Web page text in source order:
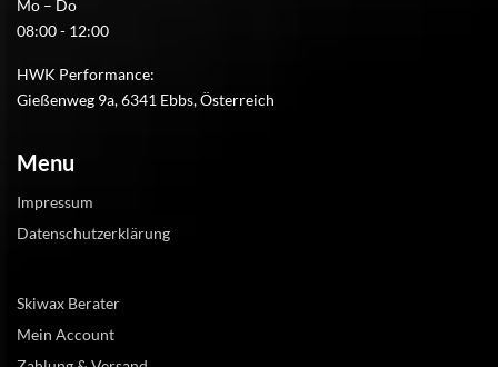
Mo – Do
08:00 - 12:00
HWK Performance:
Gießenweg 9a, 6341 Ebbs, Österreich
Menu
Impressum
Datenschutzerklärung
Skiwax Berater
Mein Account